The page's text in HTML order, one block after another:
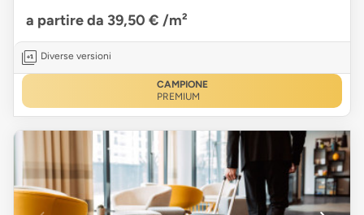
a partire da 39,50 € /m²
Diverse versioni
CAMPIONE
PREMIUM